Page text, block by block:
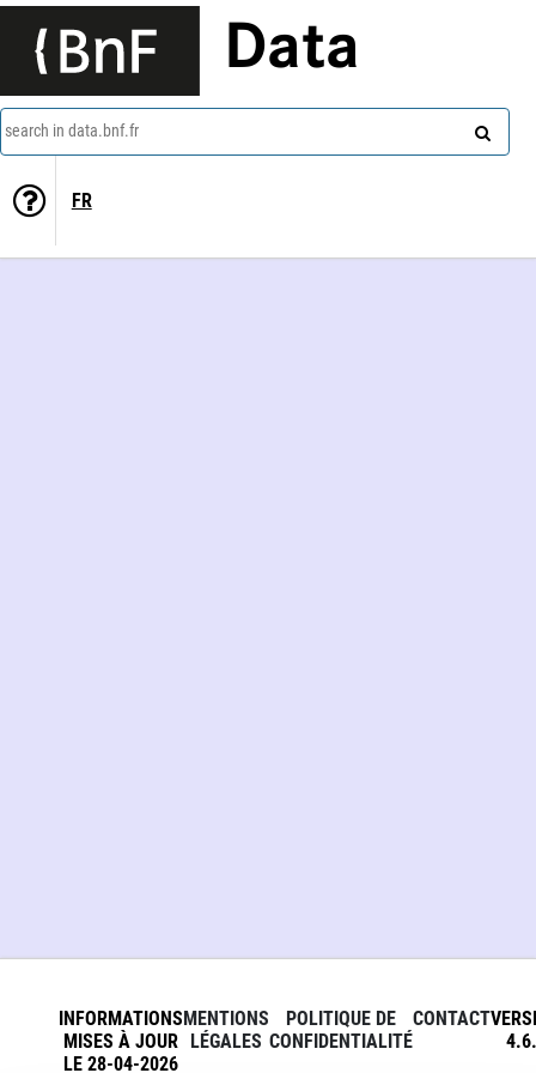
Data
search in data.bnf.fr
FR
INFORMATIONS
MISES À JOUR
LE 28-04-2026
MENTIONS
LÉGALES
POLITIQUE DE
CONFIDENTIALITÉ
CONTACT